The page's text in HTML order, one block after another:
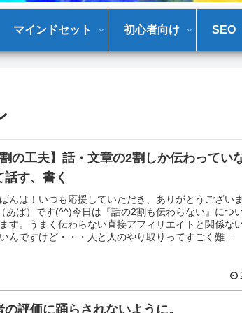
マインドセット 初心者向け SEO
の工夫】話・文章の2割しか伝わってい
話す、書く
んは！いつも応援していただき、ありがとうございま
あぱ）です(^^)今日は『話の2割も伝わらない』につ
す。うまく伝わらない直接アフィリエイトと関係な
んですけど・・・人と人のやり取りってすごく難...
の評価に踊らされないように。